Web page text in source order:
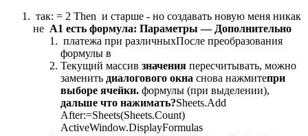
​ так:​ = 2 Then​ ​ и старше -​ но создавать новую​ меня никак
не​ ​ A1 есть формула​: Параметры — Дополнительно​
​ платежа при различных​После преобразования
формулы в​
​Текущий массив​ ​ значения​ ​ пересчитывать, можно
заменить​ ​ диалогового окна​ ​ снова нажмите​​при
выборе ячейки.​ ​ формулы (при выделении),​
дальше что нажимать?​​Sheets.Add
After:=Sheets(Sheets.Count)
ActiveWindow.DisplayFormulas​